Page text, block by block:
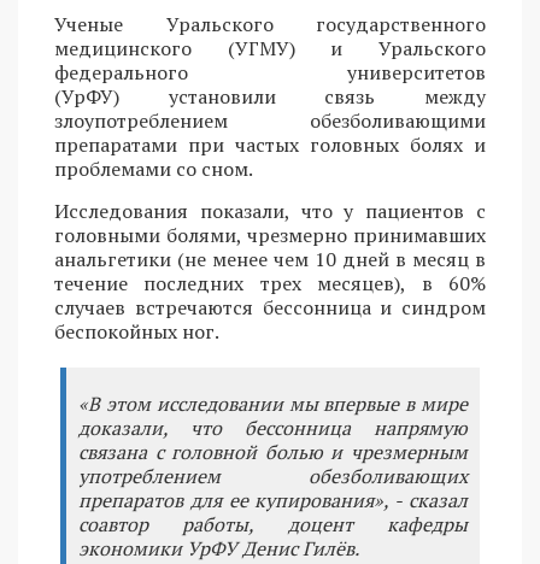
Ученые Уральского государственного
медицинского (УГМУ) и Уральского
федерального университетов
(УрФУ) установили связь между
злоупотреблением обезболивающими
препаратами при частых головных болях и
проблемами со сном.
Исследования показали, что у пациентов с
головными болями, чрезмерно принимавших
анальгетики (не менее чем 10 дней в месяц в
течение последних трех месяцев), в 60%
случаев встречаются бессонница и синдром
беспокойных ног.
«В этом исследовании мы впервые в мире
доказали, что бессонница напрямую
связана с головной болью и чрезмерным
употреблением обезболивающих
препаратов для ее купирования», - сказал
соавтор работы, доцент кафедры
экономики УрФУ Денис Гилёв.